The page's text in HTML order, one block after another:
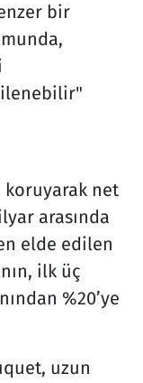
bir
koruyarak net
arasında
elde edilen
ilk üç
%20’ye
uzun